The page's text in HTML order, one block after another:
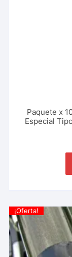
Paquete x
Especial
¡Oferta!